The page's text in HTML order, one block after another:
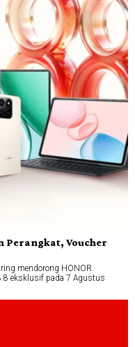
Perangkat, Voucher
mendorong HONOR
eksklusif pada 7 Agustus